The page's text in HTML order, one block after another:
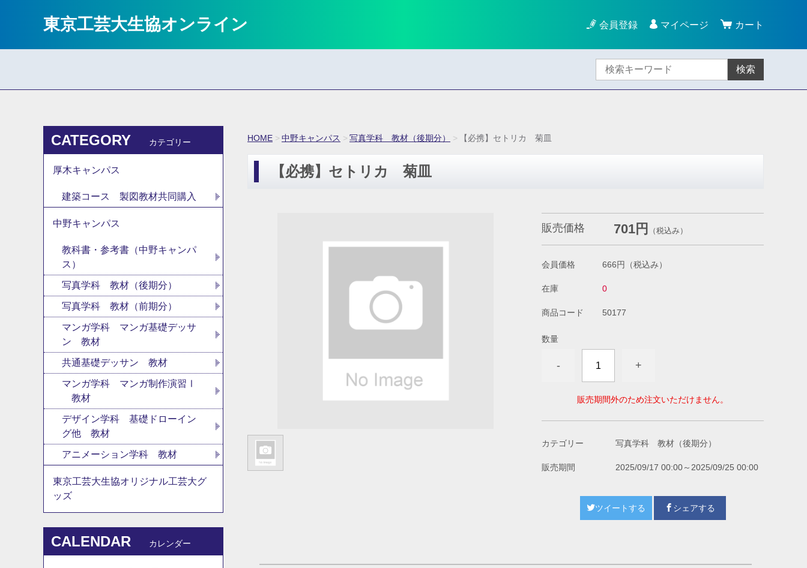
東京工芸大生協オンライン 会員登録 マイページ カート
検索
HOME 中野キャンパス 写真学科 教材（後期分） 【必携】セトリカ 菊皿
【必携】セトリカ 菊皿
販売価格 701円 （税込み）
会員価格 666円 （税込み）
在庫 0
商品コード 50177
数量
- +
販売期間外のため注文いただけません。
カテゴリー 写真学科 教材（後期分）
販売期間 2025/09/17 00:00～2025/09/25 00:00
ツイートする シェアする
CATEGORY カテゴリー
厚木キャンパス
建築コース 製図教材共同購入
中野キャンパス
教科書・参考書（中野キャンパ
ス）
写真学科 教材（後期分）
写真学科 教材（前期分）
マンガ学科 マンガ基礎デッサ
ン 教材
共通基礎デッサン 教材
マンガ学科 マンガ制作演習Ⅰ
教材
デザイン学科 基礎ドローイン
グ他 教材
アニメーション学科 教材
東京工芸大生協オリジナル工芸大グ
ッズ
CALENDAR カレンダー